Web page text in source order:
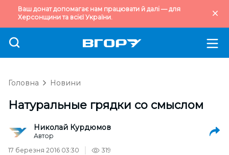
Ваш донат допомагає нам працювати й далі — для
Херсонщини та всієї України.
Головна Новини
Натуральные грядки со смыслом
Николай Курдюмов
Автор
17 березня 2016 03:30
319